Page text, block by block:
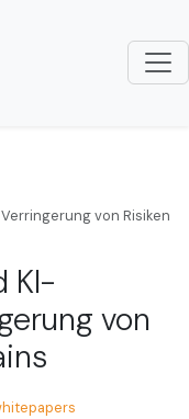
von Risiken
KI-
von